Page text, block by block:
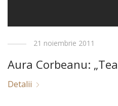
21 noiembrie 2011
Aura Corbeanu:
Detalii